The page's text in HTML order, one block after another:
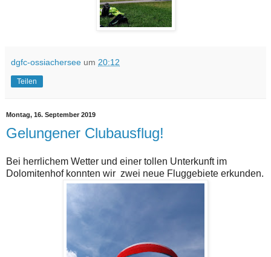
dgfc-ossiachersee um 20:12
Teilen
Montag, 16. September 2019
Gelungener Clubausflug!
Bei herrlichem Wetter und einer tollen Unterkunft im
Dolomitenhof konnten wir zwei neue Fluggebiete erkunden.